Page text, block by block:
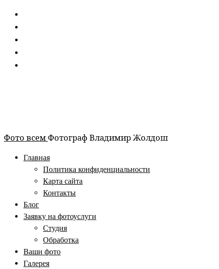
Перейти
содержимому
Фото всемФотограф Владимир Жолдош
Главная
Политика конфиденциальности
Карта сайта
Контакты
Блог
Заявку на фотоуслуги
Студия
Обработка
Ваши фото
Галерея